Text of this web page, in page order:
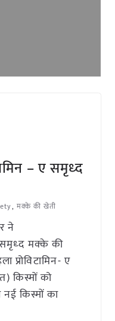
– ए समृध्द
, मक्के की खेती
ने
समृध्द मक्के की
ए
किस्मों को
नई किस्मों का